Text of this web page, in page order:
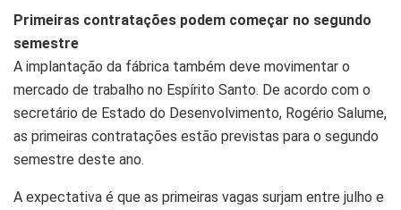
Primeiras contratações podem começar no segundo
semestre
A implantação da fábrica também deve movimentar o
mercado de trabalho no Espírito Santo. De acordo com o
secretário de Estado do Desenvolvimento, Rogério Salume,
as primeiras contratações estão previstas para o segundo
semestre deste ano.
A expectativa é que as primeiras vagas surjam entre julho e